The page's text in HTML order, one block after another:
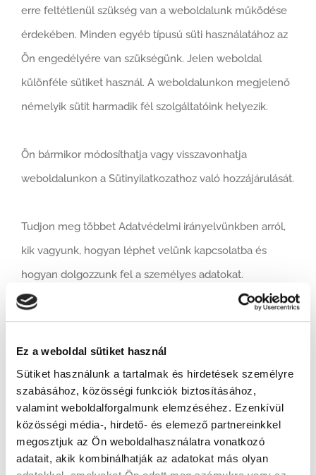
Ez a weboldal sütiket használ
Sütiket használunk a tartalmak és hirdetések személyre
szabásához, közösségi funkciók biztosításához,
valamint weboldalforgalmunk elemzéséhez. Ezenkívül
közösségi média-, hirdető- és elemező partnereinkkel
megosztjuk az Ön weboldalhasználatra vonatkozó
adatait, akik kombinálhatják az adatokat más olyan
erre feltétlenül szükség van a weboldalunk működése
érdekében. Minden egyéb típusú süti használatához az
Ön engedélyére van szükségünk. Jelen weboldal
különféle sütiket használ. A weboldalunkon megjelenő
némelyik sütit harmadik fél szolgáltatóink helyezik.
Ön bármikor módosíthatja vagy visszavonhatja
weboldalunkon a Sütinyilatkozathoz való hozzájárulását.
Tudjon meg többet Adatvédelmi irányelvünkben arról,
kik vagyunk, hogyan léphet velünk kapcsolatba és
hogyan dolgozzunk fel a személyes adatokat.
Hozzájárulása a következő domainekre érvényes:
Az Ön aktuális státusza: Megtagad.
Az Ön hozzájárulásának módosítása
A Sütinyilatkozat legutoljára ekkor: 07/07/2023 lett
aktualizálva aCookiebot által: